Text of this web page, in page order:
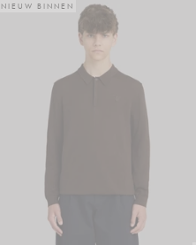
NIEUW BINNEN